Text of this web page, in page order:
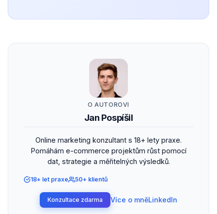
O AUTOROVI
Jan Pospíšil
Online marketing konzultant s 18+ lety praxe.
Pomáhám e-commerce projektům růst pomocí
dat, strategie a měřitelných výsledků.
18+ let praxe 50+ klientů
Konzultace zdarma Více o mněLinkedIn